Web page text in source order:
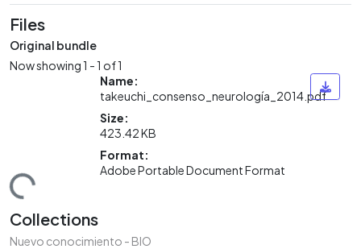
Files
Original bundle
Now showing1 - 1 of 1
Name:
takeuchi_consenso_neurología_2014.pdf
Size:
423.42 KB
Format:
Adobe Portable Document Format
Collections
Nuevo conocimiento - BIO